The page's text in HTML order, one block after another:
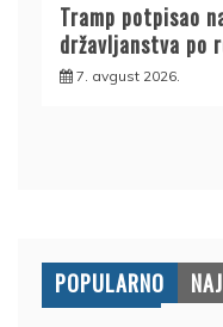
Tramp potpisao
državljanstva po
7. avgust 2026.
POPULARNO